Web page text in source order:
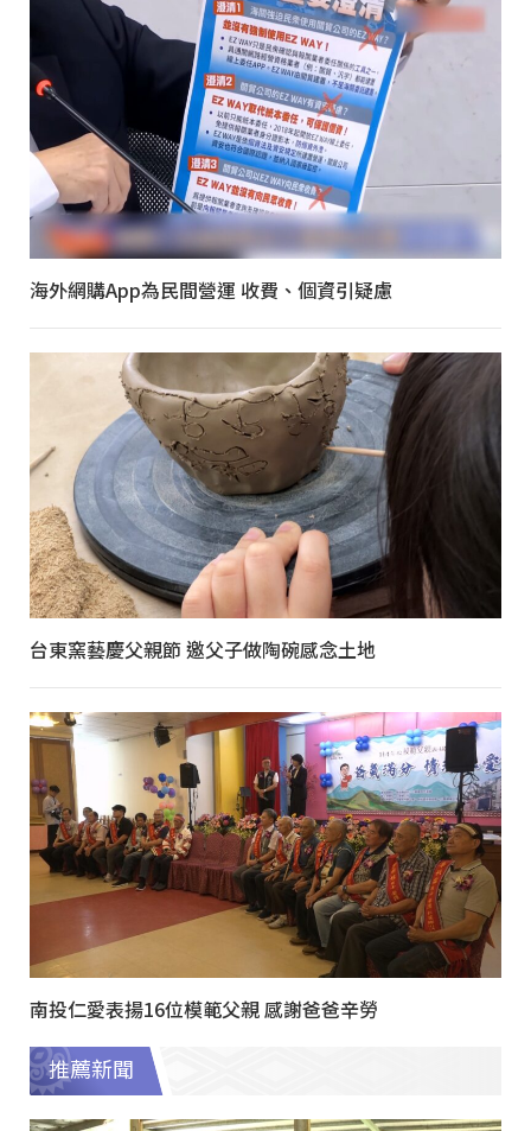
海外網購App為民間營運 收費、個資引疑慮
台東窯藝慶父親節 邀父子做陶碗感念土地
南投仁愛表揚16位模範父親 感謝爸爸辛勞
推薦新聞